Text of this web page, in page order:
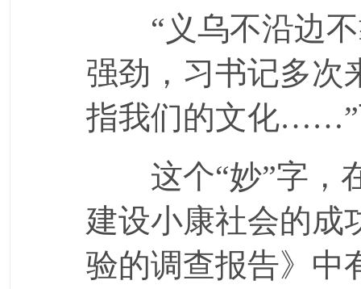
“义乌不沿边不
强劲，习书记多次
指我们的文化……”
这个“妙”字，
建设小康社会的
验的调查报告》中